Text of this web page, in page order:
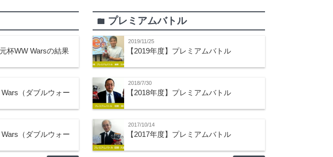
杯WW Warsの結果
Wars（ダブルウォー
Wars（ダブルウォー
folder プレミアムバトル
2019/11/25
【2019年度】プレミアムバトル
2018/7/30
【2018年度】プレミアムバトル
2017/10/14
【2017年度】プレミアムバトル